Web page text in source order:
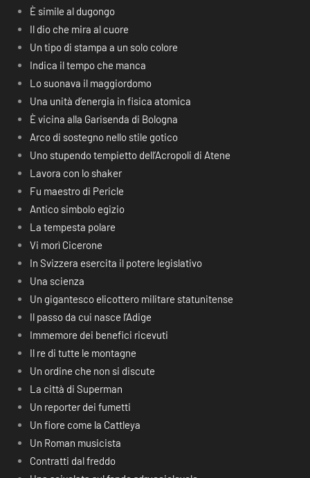
È simile al dugongo
Il dio che mira al cuore
Un tipo di stampa a un solo colore
Indica il tempo che manca
Lo suonava il maggiordomo
Una unità d’energia in fisica atomica
È vicina alla Garisenda di Bologna
Arco di sostegno nello stile gotico
Uno stupendo tempietto dell’Acropoli di Atene
Lavora con lo shaker
Fu maestro di Pericle
Antico simbolo egizio
La tempesta polare
Vi morì Cicerone
In Svizzera esercita il potere legislativo
Una scienza
Un gigantesco elicottero militare statunitense
Il passo da cui nasce l’Adige
Immemore dei benefici ricevuti
Il re di tutte le montagne
Un ordine che non si discute
La città di Superman
Un reporter dei fumetti
Un fiore come la Cattleya
Un Roman musicista
Contratti dal freddo